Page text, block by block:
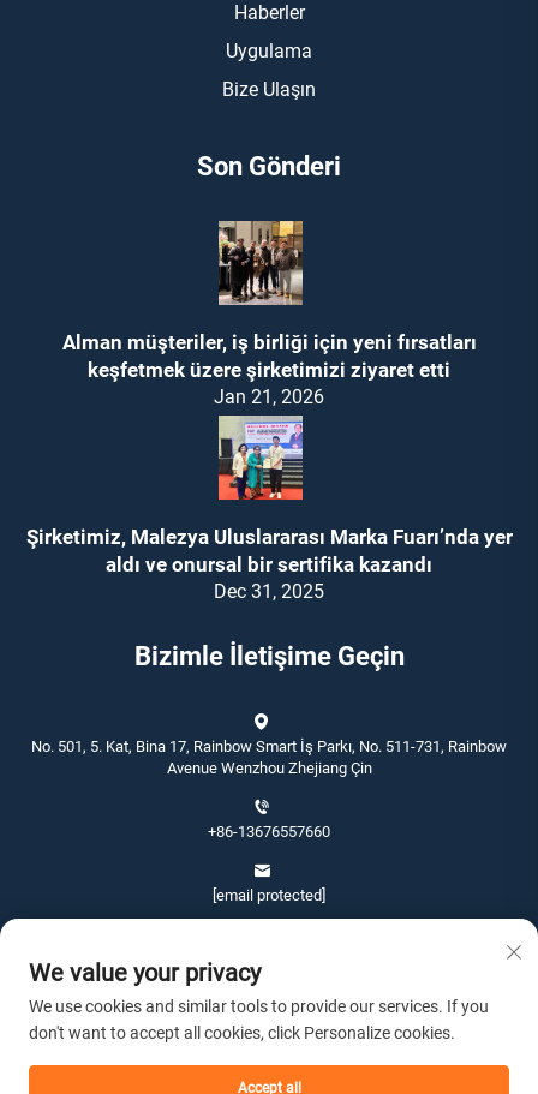
Haberler
Uygulama
Bize Ulaşın
Son Gönderi
Alman müşteriler, iş birliği için yeni fırsatları
keşfetmek üzere şirketimizi ziyaret etti
Jan 21, 2026
Şirketimiz, Malezya Uluslararası Marka Fuarı’nda yer
aldı ve onursal bir sertifika kazandı
Dec 31, 2025
Bizimle İletişime Geçin
No. 501, 5. Kat, Bina 17, Rainbow Smart İş Parkı, No. 511-731, Rainbow
Avenue Wenzhou Zhejiang Çin
+86-13676557660
[email protected]
We value your privacy
We use cookies and similar tools to provide our services. If you
don't want to accept all cookies, click Personalize cookies.
Accept all